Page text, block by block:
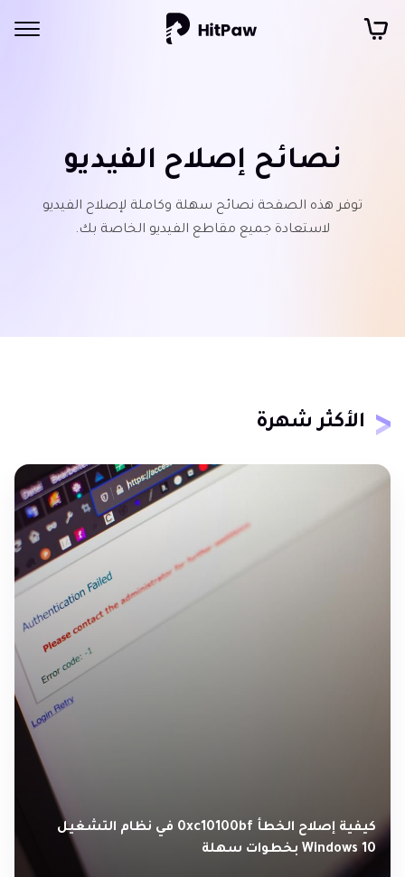
نصائح إصلاح الفيديو
توفر هذه الصفحة نصائح سهلة وكاملة لإصلاح الفيديو
لاستعادة جميع مقاطع الفيديو الخاصة بك.
الأكثر شهرة
كيفية إصلاح الخطأ 0xc10100bf في نظام التشغيل
Windows 10 بخطوات سهلة